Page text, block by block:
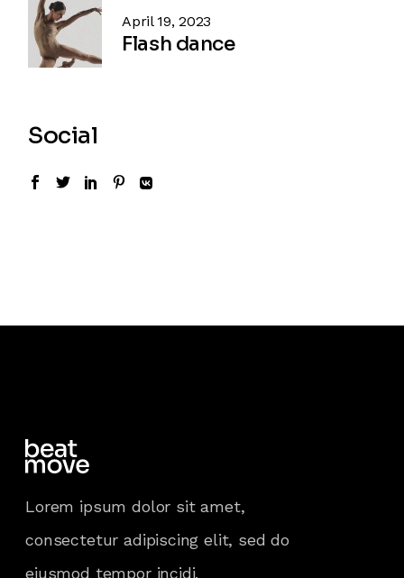
Flash dance
April 19, 2023
Social
Lorem ipsum dolor sit amet,
consectetur adipiscing elit, sed do
eiusmod tempor incidi.